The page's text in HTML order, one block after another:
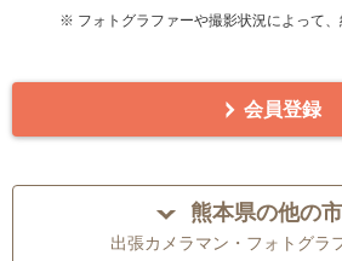
※ フォトグラファーや撮影状況によって
会員登録
熊本県の他の
出張カメラマン・フォトグラ